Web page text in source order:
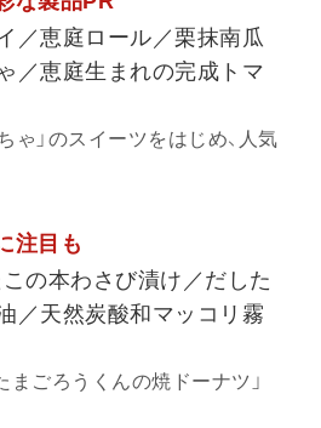
／恵庭ロール／栗抹南瓜
／恵庭生まれの完成トマ
」のスイーツをはじめ、人気
注目も
の本わさび漬け／だした
／天然炭酸和マッコリ霧
まごろうくんの焼ドーナツ」